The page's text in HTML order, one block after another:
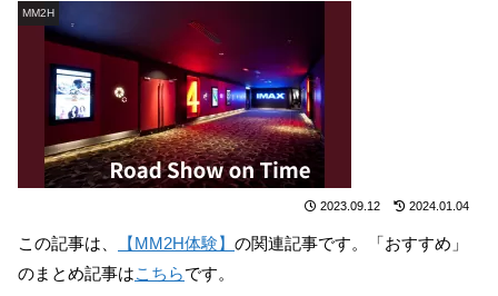
MM2H
2023.09.12 2024.01.04
この記事は、 【MM2H体験】 の関連記事です。「おすすめ」
のまとめ記事はこちらです。